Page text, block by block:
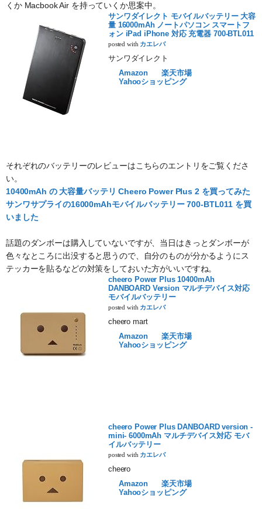
くか Macbook Air を持っていくか思案中。
サンワダイレクト モバイルバッテリー 大容
量 16000mAh ノートパソコン スマートフ
ォン iPad iPhone 対応 充電器 700-BTL011
posted with カエレバ
サンワダイレクト
Amazon
楽天市場
Yahooショッピング
それぞれのバッテリーのレビューはこちらのエントリをご覧くださ
い。
10400mAh の 大容量バッテリ Cheero Power Plus 2 を買ってみた
サンワサプライの16000mAhモバイルバッテリー 700-BTL011 を買
いました
話題のダンボーは購入していないですが、当日はきっとダンボーが
色々なところに出没すると思うので、自分のものが分かるようにス
テッカーを貼るなどの対策をしておいた方がいいですね。
cheero Power Plus 10400mAh
DANBOARD Version マルチデバイス対応
モバイルバッテリー
posted with カエレバ
cheero mart
Amazon
楽天市場
Yahooショッピング
cheero Power Plus DANBOARD version -
mini- 6000mAh マルチデバイス対応 モバ
イルバッテリー
posted with カエレバ
cheero
Amazon
楽天市場
Yahooショッピング